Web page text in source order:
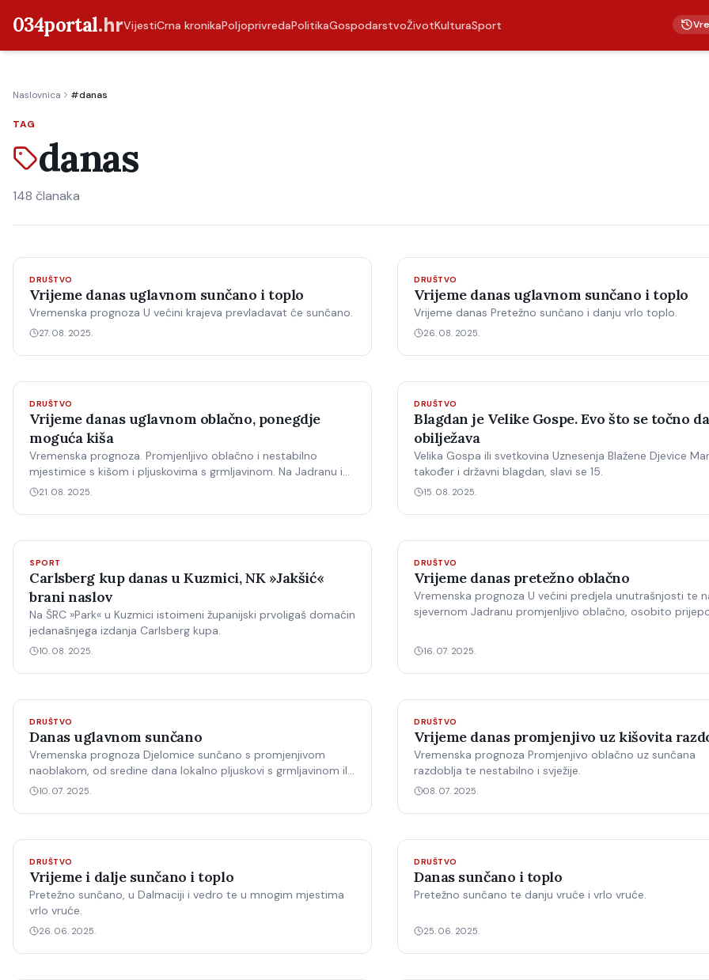
034portal.hrVijestiCrna kronikaPoljoprivredaPolitikaGospodarstvoŽivotKulturaSport
Naslovnica #danas
TAG
danas
148 članaka
DRUŠTVO
Vrijeme danas uglavnom sunčano i toplo
Vremenska prognoza U većini krajeva prevladavat će sunčano.
27. 08. 2025.
DRUŠTVO
Vrijeme danas uglavnom sunčano i toplo
Vrijeme danas Pretežno sunčano i danju vrlo toplo.
26. 08. 2025.
DRUŠTVO
Vrijeme danas uglavnom oblačno, ponegdje
moguća kiša
Vremenska prognoza. Promjenljivo oblačno i nestabilno
mjestimice s kišom i pljuskovima s grmljavinom. Na Jadranu i
na istoku zemlje ponegdje grmljavinsko nevrijeme uz naglu
na sjevernom Jadranu, a od sredine dana u…
21. 08. 2025.
DRUŠTVO
Blagdan je Velike Gospe. Evo što se točno
obilježava
Velika Gospa ili svetkovina Uznesenja Blažene Djevice
također i državni blagdan, slavi se 15.
15. 08. 2025.
SPORT
Carlsberg kup danas u Kuzmici, NK »Jakšić«
brani naslov
Na ŠRC »Park« u Kuzmici istoimeni županijski prvoligaš domaćin
jedanašnjega izdanja Carlsberg kupa.
10. 08. 2025.
DRUŠTVO
Vrijeme danas pretežno oblačno
Vremenska prognoza U većini predjela unutrašnjosti te
sjevernom Jadranu promjenljivo oblačno, osobito
16. 07. 2025.
DRUŠTVO
Danas uglavnom sunčano
Vremenska prognoza Djelomice sunčano s promjenjivom
naoblakom, od sredine dana lokalno pljuskovi s grmljavinom ili
malo kiše, posebice u središnjim i istočnim predjelima.
10. 07. 2025.
DRUŠTVO
Vrijeme danas promjenjivo uz kišovita
Vremenska prognoza Promjenjivo oblačno uz sunčana
razdoblja te nestabilno i svježije.
08. 07. 2025.
DRUŠTVO
Vrijeme i dalje sunčano i toplo
Pretežno sunčano, u Dalmaciji i vedro te u mnogim mjestima
vrlo vruće.
26. 06. 2025.
DRUŠTVO
Danas sunčano i toplo
Pretežno sunčano te danju vruće i vrlo vruće.
25. 06. 2025.